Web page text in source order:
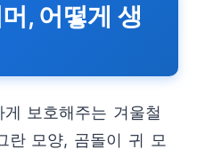
, 어떻게 생
보호해주는 겨울철
란 모양, 곰돌이 귀 모